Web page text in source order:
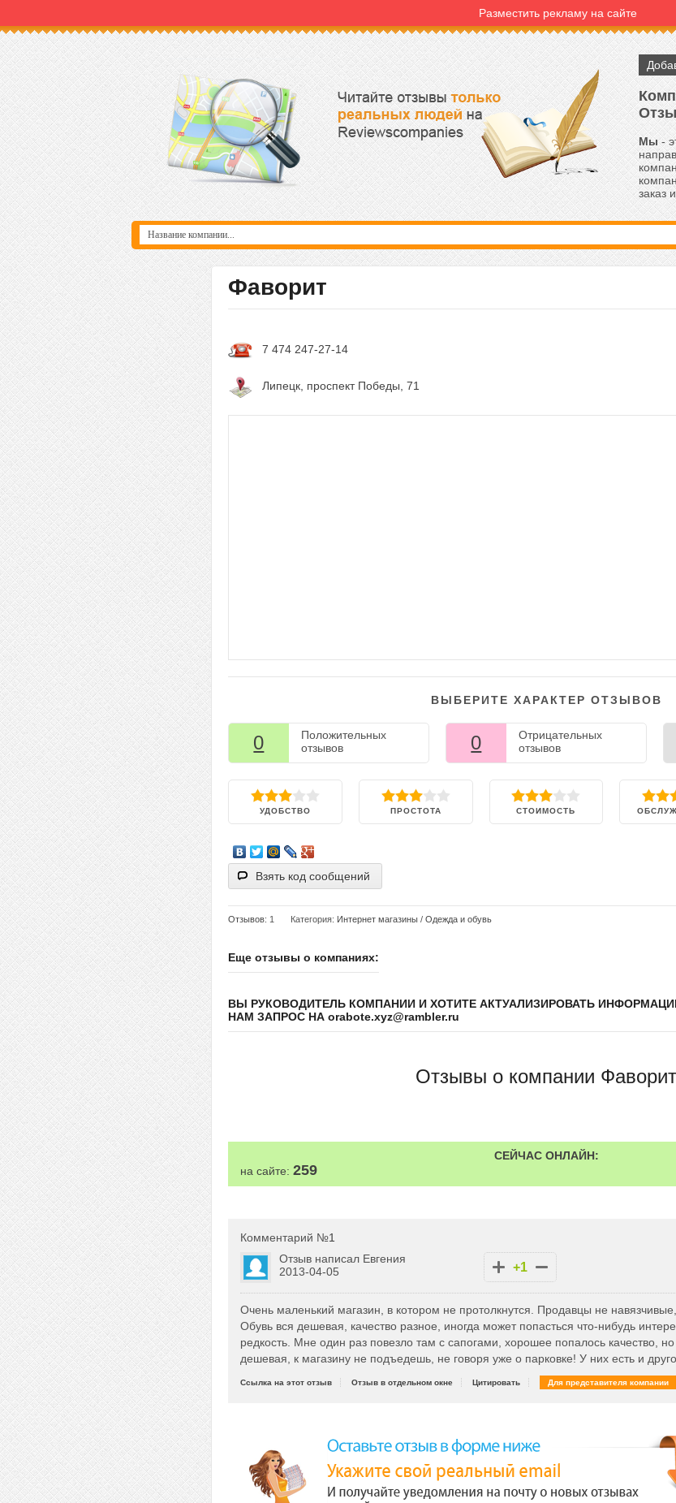
Разместить рекламу на сайте
Мы-
заказ
Фаворит
7 474 247-27-14
Липецк, проспект Победы, 71
ВЫБЕРИТЕ ХАРАКТЕР ОТЗЫВОВ
0
Положительных
отзывов
0
Отрицательных
отзывов
УДОБСТВО ПРОСТОТА СТОИМОСТЬ
Взять код сообщений
Отзывов: 1 Категория: Интернет магазины / Одежда и обувь
Еще отзывы о компаниях:
ВЫ РУКОВОДИТЕЛЬ КОМПАНИИ И ХОТИТЕ АКТУАЛИЗИРОВАТЬ
НАМ ЗАПРОС НА orabote.xyz@rambler.ru
Отзывы о компании Фаворит
СЕЙЧАС ОНЛАЙН:
на сайте: 259
Комментарий №1
Отзыв написал Евгения
2013-04-05
+1
Очень маленький магазин, в котором не протолкнутся. Продавцы не
Обувь вся дешевая, качество разное, иногда может попасться что-нибудь
редкость. Мне один раз повезло там с сапогами, хорошее попалось качество,
дешевая, к магазину не подъедешь, не говоря уже о парковке! У них есть и
Ссылка на этот отзыв Отзыв в отдельном окне Цитировать Для представителя компании